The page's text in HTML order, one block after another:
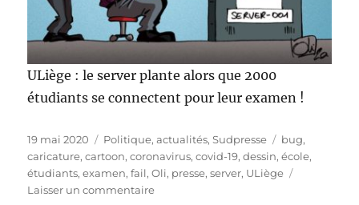
ULiège : le server plante alors que 2000
étudiants se connectent pour leur examen !
Publié
le
19 mai 2020 Catégories
Politique, actualités,Sudpresse Étiquettes
bug,
caricature,cartoon,coronavirus,covid-19,dessin,école,
étudiants,examen,fail,Oli, presse,server, ULiège
Laisser un commentairesur